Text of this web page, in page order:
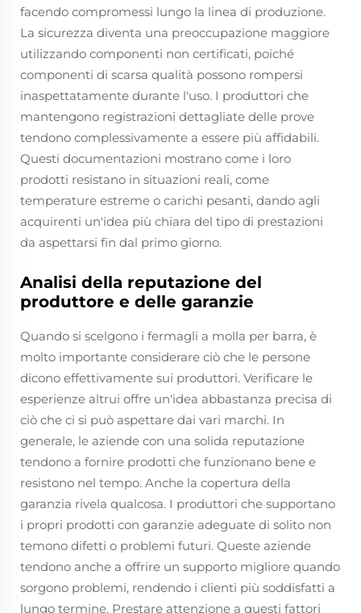
facendo compromessi lungo la linea di produzione.
La sicurezza diventa una preoccupazione maggiore
utilizzando componenti non certificati, poiché
componenti di scarsa qualità possono rompersi
inaspettatamente durante l'uso. I produttori che
mantengono registrazioni dettagliate delle prove
tendono complessivamente a essere più affidabili.
Questi documentazioni mostrano come i loro
prodotti resistano in situazioni reali, come
temperature estreme o carichi pesanti, dando agli
acquirenti un'idea più chiara del tipo di prestazioni
da aspettarsi fin dal primo giorno.
Analisi della reputazione del
produttore e delle garanzie
Quando si scelgono i fermagli a molla per barra, è
molto importante considerare ciò che le persone
dicono effettivamente sui produttori. Verificare le
esperienze altrui offre un'idea abbastanza precisa di
ciò che ci si può aspettare dai vari marchi. In
generale, le aziende con una solida reputazione
tendono a fornire prodotti che funzionano bene e
resistono nel tempo. Anche la copertura della
garanzia rivela qualcosa. I produttori che supportano
i propri prodotti con garanzie adeguate di solito non
temono difetti o problemi futuri. Queste aziende
tendono anche a offrire un supporto migliore quando
sorgono problemi, rendendo i clienti più soddisfatti a
lungo termine. Prestare attenzione a questi fattori